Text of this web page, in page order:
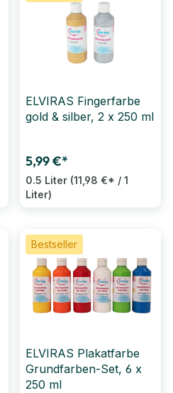
ELVIRAS Fingerfarbe
gold & silber, 2 x 250 ml
5,99 €*
0.5 Liter (11,98 €* / 1
Liter)
Bestseller
ELVIRAS Plakatfarbe
Grundfarben-Set, 6 x
250 ml